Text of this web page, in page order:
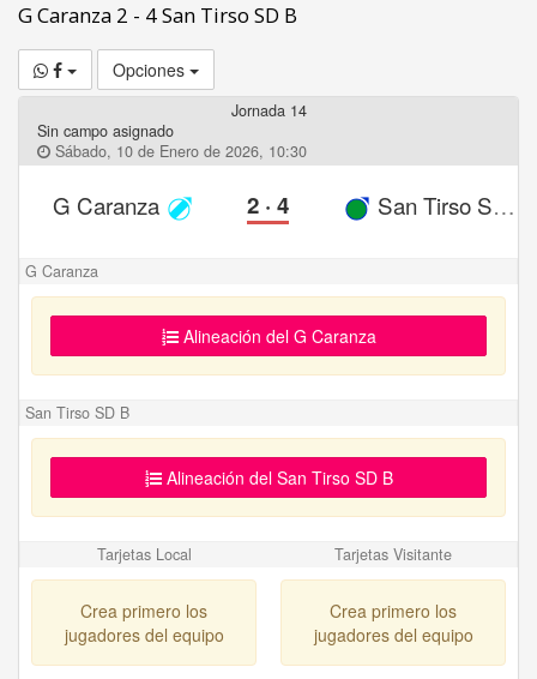
G Caranza 2 - 4 San Tirso SD B
Opciones
Jornada 14
Sin campo asignado
Sábado, 10 de Enero de 2026, 10:30
G Caranza 2 ·4 San Tirso SD B
G Caranza
Alineación del G Caranza
San Tirso SD B
Alineación del San Tirso SD B
Tarjetas Local Tarjetas Visitante
Crea primero los
jugadores del equipo
Crea primero los
jugadores del equipo